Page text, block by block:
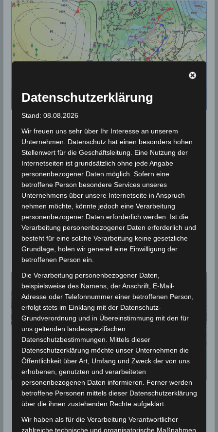
INM: Warnung vor starkem
Wind, Kälte und Starkregen im
Norden
16. Januar 2023 Wettermann
1599 Views
Hagel, Kälte,Prognose,Schnee,Starkregen,Starkwind
Wir hatten ja am Sonntag schon eine starke
Abkühlung zur Wochenmitte angekündigt. Jetzt hat
das Nationale Institut für Meteorologie (INM)
STATISTIK 2021
Niederschlagsmengen
Datenschutzerklärung
Stand: 08.08.2026
Wir freuen uns sehr über Ihr Interesse an unserem
Unternehmen. Datenschutz hat einen besonders hohen
Stellenwert für die Geschäftsleitung. Eine Nutzung der
Internetseiten ist grundsätzlich ohne jede Angabe
personenbezogener Daten möglich. Sofern eine
betroffene Person besondere Services unseres
Unternehmens über unsere Internetseite in Anspruch
nehmen möchte, könnte jedoch eine Verarbeitung
personenbezogener Daten erforderlich werden. Ist die
Verarbeitung personenbezogener Daten erforderlich und
besteht für eine solche Verarbeitung keine gesetzliche
Grundlage, holen wir generell eine Einwilligung der
betroffenen Person ein.
Die Verarbeitung personenbezogener Daten,
beispielsweise des Namens, der Anschrift, E-Mail-
Adresse oder Telefonnummer einer betroffenen Person,
erfolgt stets im Einklang mit der Datenschutz-
Grundverordnung und in Übereinstimmung mit den für
uns geltenden landesspezifischen
Datenschutzbestimmungen. Mittels dieser
Datenschutzerklärung möchte unser Unternehmen die
Öffentlichkeit über Art, Umfang und Zweck der von uns
erhobenen, genutzten und verarbeiteten
personenbezogenen Daten informieren. Ferner werden
betroffene Personen mittels dieser Datenschutzerklärung
über die ihnen zustehenden Rechte aufgeklärt.
Wir haben als für die Verarbeitung Verantwortlicher
zahlreiche technische und organisatorische Maßnahmen